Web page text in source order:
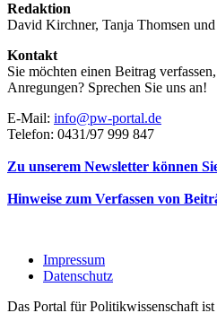
Redaktion
David Kirchner, Tanja Thomsen und
Kontakt
Sie möchten einen Beitrag
Anregungen? Sprechen Sie uns an!
E-Mail: info@pw-portal.de
Telefon: 0431/97 999 847
Zu unserem Newsletter können
Hinweise zum Verfassen von
Impressum
Datenschutz
Das Portal für Politikwissenschaft